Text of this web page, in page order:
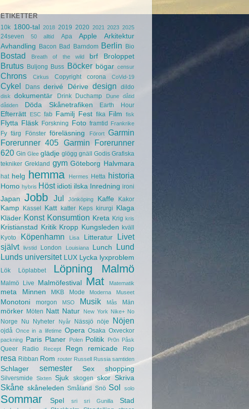
ETIKETTER
10k 1800-tal 2018 2019 2020 2021 2023 2025
24seven 50 alltid Apa Apple
Arkitektur
Avhandling
Bacon Bad Barndom Berlin Bio
Bostad Breath of the wild brf Broloppet
Brutus Buljong Buss Böcker bögar censur
Chrons Cirkus Copyright corona CoVid-19
Cykel Dans derivé Dérive design dildo
disk dokumentär Drink Duchamp Dune
dåtid
dåtiden
Döda Skånetrafiken Earth Hour
Efterrätt ESC fab Familj Fest fika Film fisk
Flytta Fläsk Forskning Foto framtid Frankrike
Fy färg Fönster föreläsning Förort
Garmin
Forerunner 405 Garmin Forerunner
620 Gin Glee glädje glögg gnäll Godis Grafiska
tekniker Grekland gym Göteborg Halvmara
hat helg hemma Hermes Hetta historia
Homo hybris Höst idioti ilska Inredning ironi
Japan Jobb Jul Jönköping Kaffe Kakor
Kamp Kassel Katt katter Keps kirurgi
Klaga
Kläder Konst Konsumtion Kreta Krig kris
Kristianstad Kritik Kropp Kungsleden kväll
Kyoto
Köpenhamn Lisa Litteratur
Livet
självt
livstid London Louisiana Lunch
Lund
Lunds universitet LUX Lycka lyxproblem
Lök Löplabbet Löpning Malmö
Malmö Live Malmöfestival Mat Matematik
meta Minnen MKB Mode Moderna Museet
Monotoni morgon MSO Musik Mås Män
mörker Möten Natt Natur New York Nike+ No
Norge Nu Nyheter Nyår Nässjö nöje Nöjen
ojdå Once in a lifetime Opera Osaka Oxveckor
packning Paris Planer Polen Politik Pr0n Påsk
Queer Radio Recept Regn remicade Rep
resa Ribban Rom router Russell Russia samtiden
Schlager semester Sex shopping
Silversmide Sixten Sjuk skogen skor Skriva
Skåne skåneleden Småland Snö Sol solo
Sommar Spel sri sri Gunilla Stad